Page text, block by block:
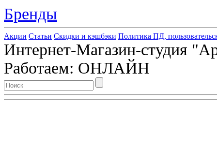
Бренды
Акции Статьи Скидки и кэшбэки Политика ПД,
Интернет-Магазин-студия
Работаем: ОНЛАЙН